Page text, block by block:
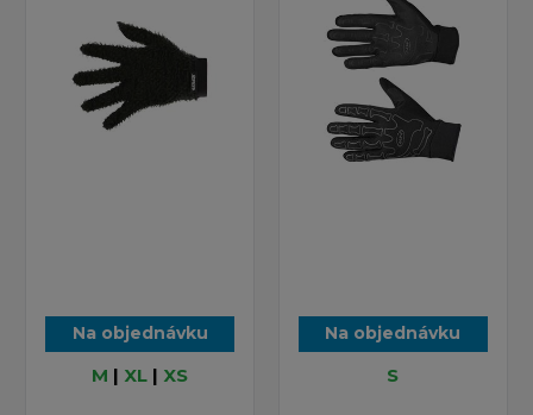
Na objednávku
M | XL | XS
Na objednávku
S